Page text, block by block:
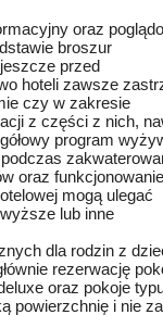
oraz
broszur
przed
hoteli zawsze
czy w zakresie
z części z nich,
program
oraz funkcjonowanie
mogą ulegać
lub inne
dla rodzin z
rezerwację
oraz pokoje
powierzchnię i nie